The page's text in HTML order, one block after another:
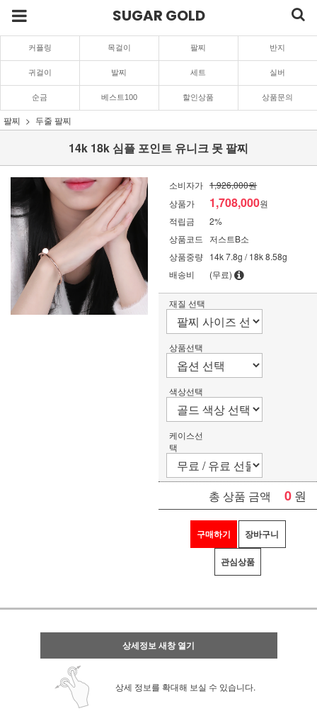
SUGAR GOLD
커플링 목걸이 팔찌 반지
귀걸이 발찌 세트 실버
순금 베스트100 할인상품 상품문의
팔찌 두줄 팔찌
14k 18k 심플 포인트 유니크 못 팔찌
소비자가 1,926,000원
상품가
1,708,000원
적립금
2%
상품코드
저스트B소
상품중량 14k 7.8g / 18k 8.58g
배송비
(무료)
재질 선택
상품선택
색상선택
케이스선
택
총 상품 금액 0 원
구매하기 장바구니
관심상품
상세정보 새창 열기
상세 정보를 확대해 보실 수 있습니다.